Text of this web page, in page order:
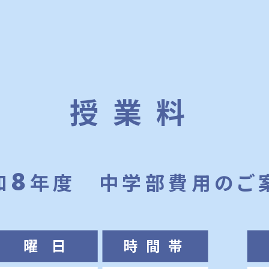
授業料
8年度 中学部費用のご